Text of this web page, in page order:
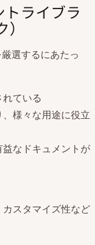
ライブラ
選するにあたっ
ている
様々な用途に役立
なドキュメントが
スタマイズ性など